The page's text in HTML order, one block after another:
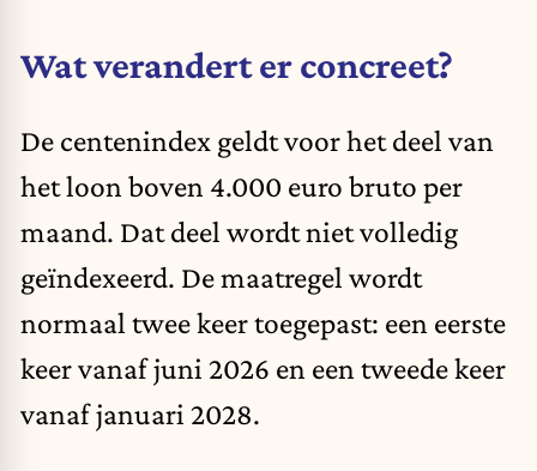
Wat verandert er concreet?
De centenindex geldt voor het deel van
het loon boven 4.000 euro bruto per
maand. Dat deel wordt niet volledig
geïndexeerd. De maatregel wordt
normaal twee keer toegepast: een eerste
keer vanaf juni 2026 en een tweede keer
vanaf januari 2028.